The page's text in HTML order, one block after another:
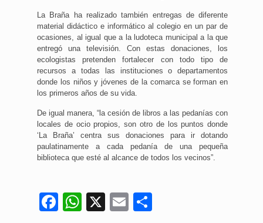
La Braña ha realizado también entregas de diferente
material didáctico e informático al colegio en un par de
ocasiones, al igual que a la ludoteca municipal a la que
entregó una televisión. Con estas donaciones, los
ecologistas pretenden fortalecer con todo tipo de
recursos a todas las instituciones o departamentos
donde los niños y jóvenes de la comarca se forman en
los primeros años de su vida.
De igual manera, “la cesión de libros a las pedanías con
locales de ocio propios, son otro de los puntos donde
‘La Braña’ centra sus donaciones para ir dotando
paulatinamente a cada pedanía de una pequeña
biblioteca que esté al alcance de todos los vecinos”.
Facebook
WhatsApp
X Email